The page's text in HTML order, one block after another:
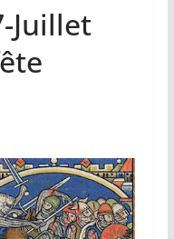
Juillet